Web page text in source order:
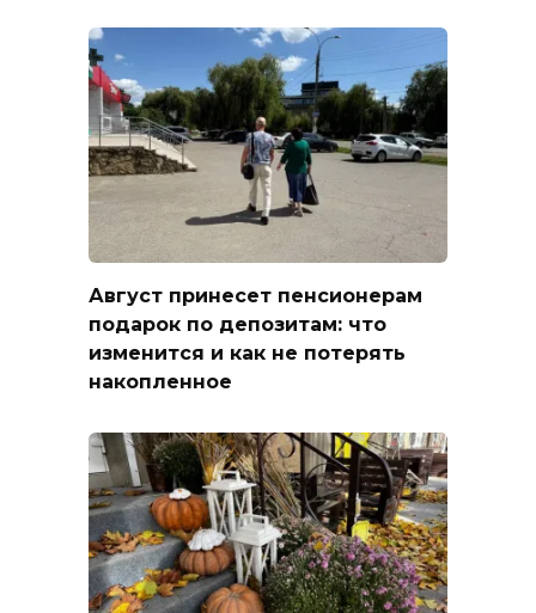
Август принесет пенсионерам
подарок по депозитам: что
изменится и как не потерять
накопленное